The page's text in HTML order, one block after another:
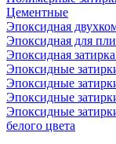
Цементные
Эпоксидная
Эпоксидная для
Эпоксидная
Эпоксидные
Эпоксидные
Эпоксидные
Эпоксидные
белого цвета